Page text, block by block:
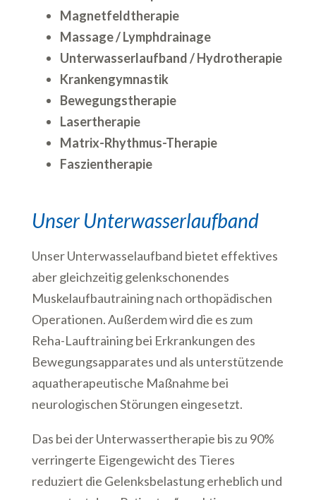
Magnetfeldtherapie
Massage / Lymphdrainage
Unterwasserlaufband / Hydrotherapie
Krankengymnastik
Bewegungstherapie
Lasertherapie
Matrix-Rhythmus-Therapie
Faszientherapie
Unser Unterwasserlaufband
Unser Unterwasselaufband bietet effektives
aber gleichzeitig gelenkschonendes
Muskelaufbautraining nach orthopädischen
Operationen. Außerdem wird die es zum
Reha-Lauftraining bei Erkrankungen des
Bewegungsapparates und als unterstützende
aquatherapeutische Maßnahme bei
neurologischen Störungen eingesetzt.
Das bei der Unterwassertherapie bis zu 90%
verringerte Eigengewicht des Tieres
reduziert die Gelenksbelastung erheblich und